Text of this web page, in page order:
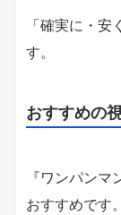
「確実に・
す。
おすすめの
『ワンパン
おすすめです。